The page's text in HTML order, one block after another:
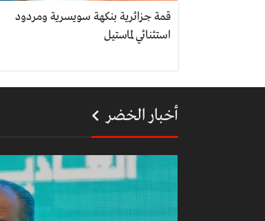
قمة جزائرية بنكهة سويسرية ومردود
استثنائي لماستيل
أخبار الخضر